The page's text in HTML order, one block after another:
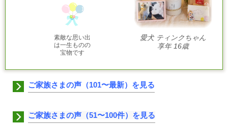
愛犬 ティンクちゃん
享年 16歳
素敵な思い出
は一生ものの
宝物です
ご家族さまの声（101〜最新）を見る
ご家族さまの声（51〜100件）を見る